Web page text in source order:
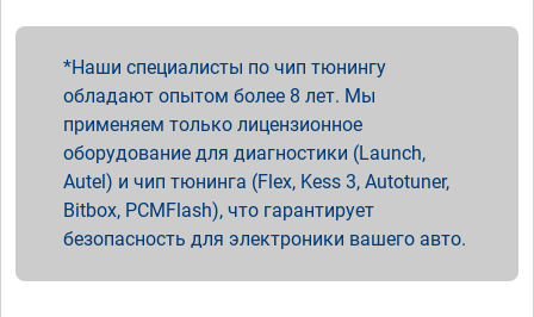
Наши специалисты по чип тюнингу
обладают опытом более 8 лет. Мы
применяем только лицензионное
оборудование для диагностики (Launch,
Autel) и чип тюнинга (Flex, Kess 3, Autotuner,
Bitbox, PCMFlash), что гарантирует
безопасность для электроники вашего авто.